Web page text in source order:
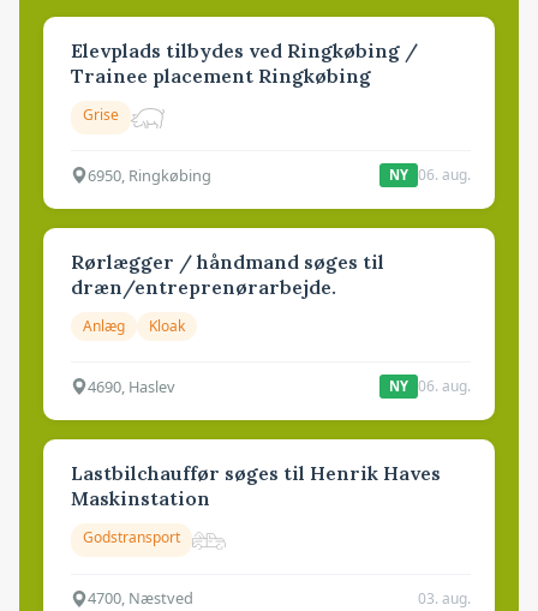
Elevplads tilbydes ved Ringkøbing /
Trainee placement Ringkøbing
Grise
6950, Ringkøbing NY 06. aug.
Rørlægger / håndmand søges til
dræn/entreprenørarbejde.
Anlæg Kloak
4690, Haslev NY 06. aug.
Lastbilchauffør søges til Henrik Haves
Maskinstation
Godstransport
4700, Næstved 03. aug.